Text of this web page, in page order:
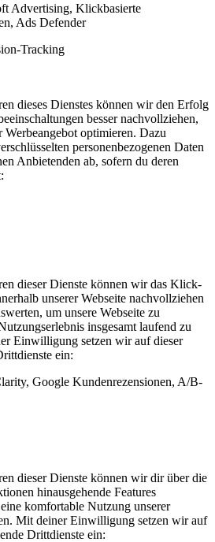
Advertising, Klickbasierte
Ads Defender
Tracking
dieses Dienstes können wir den Erfolg
besser nachvollziehen,
Werbeangebot optimieren. Dazu
personenbezogenen Daten
Anbietenden ab, sofern du deren
dieser Dienste können wir das Klick-
unserer Webseite nachvollziehen
um unsere Webseite zu
insgesamt laufend zu
Einwilligung setzen wir auf dieser
ein:
Google Kundenrezensionen, A/B-
dieser Dienste können wir dir über die
hinausgehende Features
komfortable Nutzung unserer
Mit deiner Einwilligung setzen wir auf
Drittdienste ein: